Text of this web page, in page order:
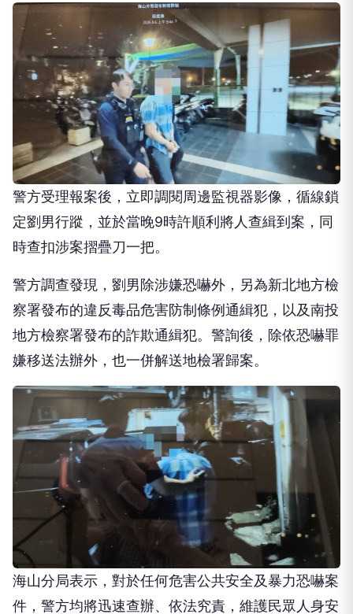
警方受理報案後，立即調閱周邊監視器影像，循線鎖
定劉男行蹤，並於當晚9時許順利將人查緝到案，同
時查扣涉案摺疊刀一把。
警方調查發現，劉男除涉嫌恐嚇外，另為新北地方檢
察署發布的違反毒品危害防制條例通緝犯，以及南投
地方檢察署發布的詐欺通緝犯。警詢後，除依恐嚇罪
嫌移送法辦外，也一併解送地檢署歸案。
海山分局表示，對於任何危害公共安全及暴力恐嚇案
件，警方均將迅速查辦、依法究責，維護民眾人身安